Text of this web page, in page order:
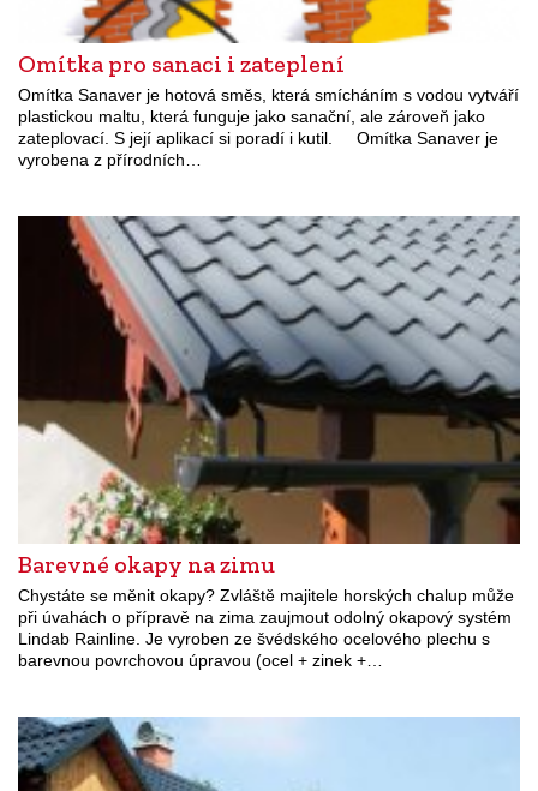
Omítka pro sanaci i zateplení
Omítka Sanaver je hotová směs, která smícháním s vodou vytváří
plastickou maltu, která funguje jako sanační, ale zároveň jako
zateplovací. S její aplikací si poradí i kutil. Omítka Sanaver je
vyrobena z přírodních…
Barevné okapy na zimu
Chystáte se měnit okapy? Zvláště majitele horských chalup může
při úvahách o přípravě na zima zaujmout odolný okapový systém
Lindab Rainline. Je vyroben ze švédského ocelového plechu s
barevnou povrchovou úpravou (ocel + zinek +…